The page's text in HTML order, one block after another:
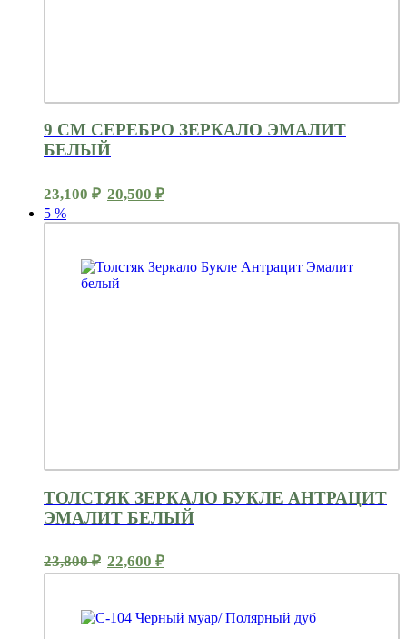
9 СМ СЕРЕБРО ЗЕРКАЛО ЭМАЛИТ
БЕЛЫЙ
23,100₽ Первоначальная
цена
23,100 ₽.
20,500 ₽Текущая
цена:
5 %
ТОЛСТЯК ЗЕРКАЛО БУКЛЕ АНТРАЦИТ
ЭМАЛИТ БЕЛЫЙ
23,800₽ Первоначальная
составляла
22,600 ₽Текущая
22,600 ₽.